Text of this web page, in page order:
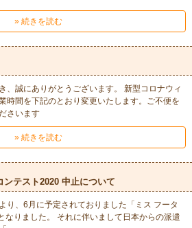
» 続きを読む
、誠にありがとうございます。 新型コロナウィ
時間を下記のとおり変更いたします。ご不便を
さいます
» 続きを読む
ンテスト2020 中止について
り、6月に予定されておりました「ミス フータ
なりました。 それに伴いまして日本からの派遣